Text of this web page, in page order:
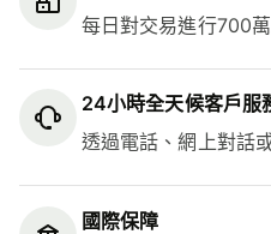
每日對交易進行700
24小時全天候客戶服
透過電話、網上對話
國際保障